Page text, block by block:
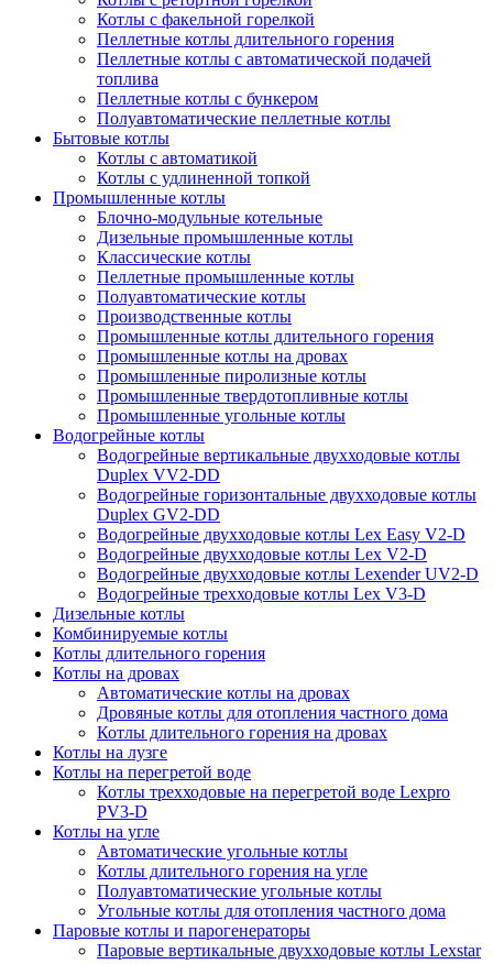
Котлы с факельной горелкой
Пеллетные котлы длительного горения
Пеллетные котлы с автоматической подачей
топлива
Пеллетные котлы с бункером
Полуавтоматические пеллетные котлы
Бытовые котлы
Котлы с автоматикой
Котлы с удлиненной топкой
Промышленные котлы
Блочно-модульные котельные
Дизельные промышленные котлы
Классические котлы
Пеллетные промышленные котлы
Полуавтоматические котлы
Производственные котлы
Промышленные котлы длительного горения
Промышленные котлы на дровах
Промышленные пиролизные котлы
Промышленные твердотопливные котлы
Промышленные угольные котлы
Водогрейные котлы
Водогрейные вертикальные двухходовые котлы
Duplex VV2-DD
Водогрейные горизонтальные двухходовые котлы
Duplex GV2-DD
Водогрейные двухходовые котлы Lex Easy V2-D
Водогрейные двухходовые котлы Lex V2-D
Водогрейные двухходовые котлы Lexender UV2-D
Водогрейные трехходовые котлы Lex V3-D
Дизельные котлы
Комбинируемые котлы
Котлы длительного горения
Котлы на дровах
Автоматические котлы на дровах
Дровяные котлы для отопления частного дома
Котлы длительного горения на дровах
Котлы на лузге
Котлы на перегретой воде
Котлы трехходовые на перегретой воде Lexpro
PV3-D
Котлы на угле
Автоматические угольные котлы
Котлы длительного горения на угле
Полуавтоматические угольные котлы
Угольные котлы для отопления частного дома
Паровые котлы и парогенераторы
Паровые вертикальные двухходовые котлы Lexstar